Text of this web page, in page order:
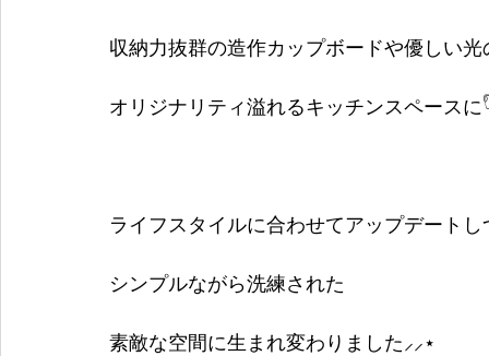
収納力抜群の造作カップボードや優しい
オリジナリティ溢れるキッチンスペース
ライフスタイルに合わせてアップデートし
シンプルながら洗練された
素敵な空間に生まれ変わりました⸝⸝⋆